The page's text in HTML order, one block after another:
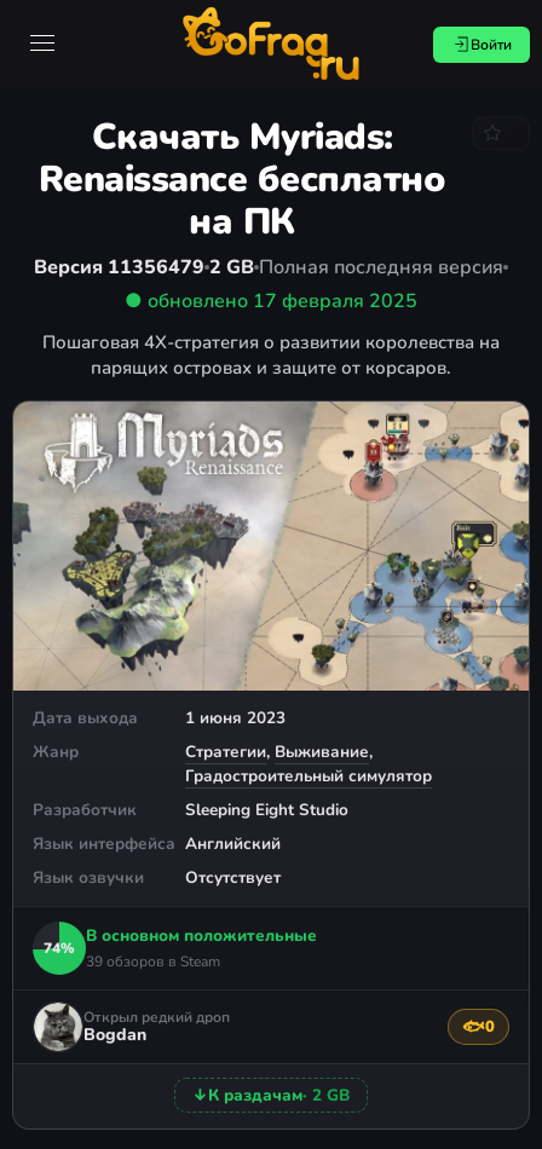
Войти
Скачать Myriads:
Renaissance бесплатно
на ПК
Версия 11356479 2 GB Полная последняя версия
● обновлено 17 февраля 2025
Пошаговая 4X-стратегия о развитии королевства на
парящих островах и защите от корсаров.
Дата выхода
1 июня 2023
Жанр
Стратегии, Выживание,
Градостроительный симулятор
Разработчик
Sleeping Eight Studio
Язык интерфейса Английский
Язык озвучки
Отсутствует
74%
В основном положительные
39 обзоров в Steam
Открыл редкий дроп
Bogdan 🐟0
↓К раздачам· 2 GB